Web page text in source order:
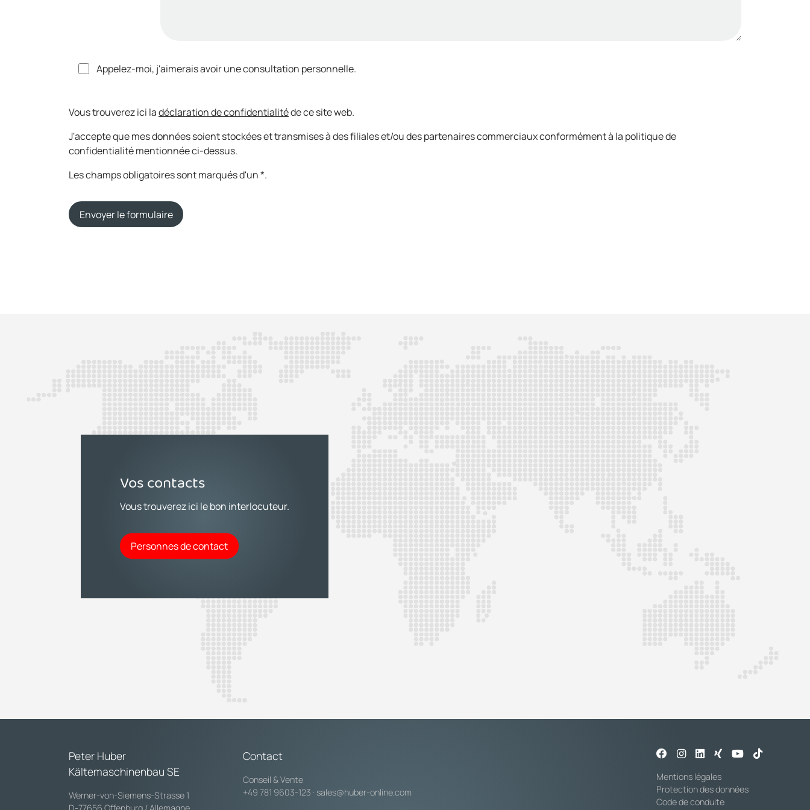
Appelez-moi, j'aimerais avoir une consultation personnelle.
Vous trouverez ici ladéclaration de confidentialitéde ce site web.
J'accepte que mes données soient stockées et transmises à des filiales et/ou des partenaires commerciaux conformément à la politique de
confidentialité mentionnée ci-dessus.
Les champs obligatoires sont marqués d'un *.
Envoyer le formulaire
Vos contacts
Vous trouverez ici le bon interlocuteur.
Personnes de contact
Peter Huber
Kältemaschinenbau SE
Werner-von-Siemens-Strasse 1
Contact
Conseil & Vente
+49 781 9603-123 · sales@huber-online.com
Mentions légales
Protection des données
Code de conduite